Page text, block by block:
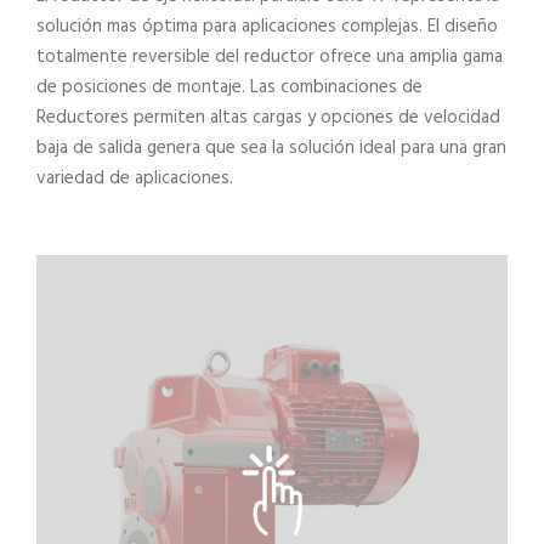
solución mas óptima para aplicaciones complejas. El diseño
totalmente reversible del reductor ofrece una amplia gama
de posiciones de montaje. Las combinaciones de
Reductores permiten altas cargas y opciones de velocidad
baja de salida genera que sea la solución ideal para una gran
variedad de aplicaciones.